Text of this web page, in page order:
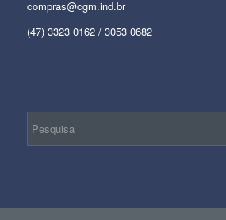
compras@cgm.ind.br
(47) 3323 0162 / 3053 0682